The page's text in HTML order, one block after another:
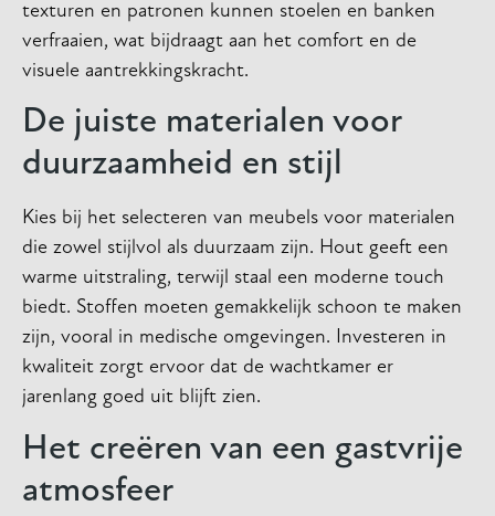
texturen en patronen kunnen stoelen en banken
verfraaien, wat bijdraagt aan het comfort en de
visuele aantrekkingskracht.
De juiste materialen voor
duurzaamheid en stijl
Kies bij het selecteren van meubels voor materialen
die zowel stijlvol als duurzaam zijn. Hout geeft een
warme uitstraling, terwijl staal een moderne touch
biedt. Stoffen moeten gemakkelijk schoon te maken
zijn, vooral in medische omgevingen. Investeren in
kwaliteit zorgt ervoor dat de wachtkamer er
jarenlang goed uit blijft zien.
Het creëren van een gastvrije
atmosfeer